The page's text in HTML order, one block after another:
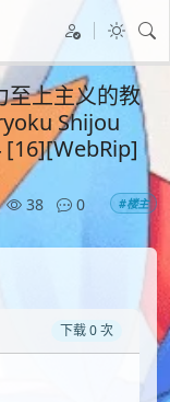
至上主义的教
Shijou
[16][WebRip]
38
0
#楼主
下载 0 次